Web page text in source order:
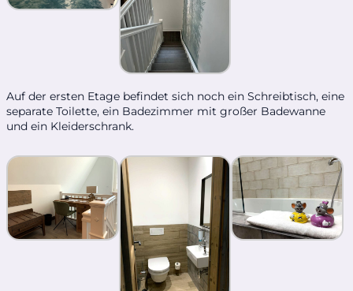
Auf der ersten Etage befindet sich noch ein Schreibtisch, eine
separate Toilette, ein Badezimmer mit großer Badewanne
und ein Kleiderschrank.